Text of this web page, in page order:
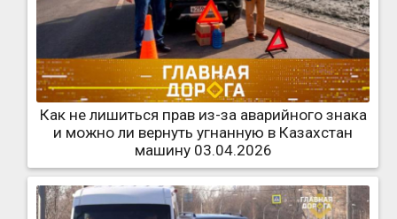
Как не лишиться прав из-за аварийного знака
и можно ли вернуть угнанную в Казахстан
машину 03.04.2026